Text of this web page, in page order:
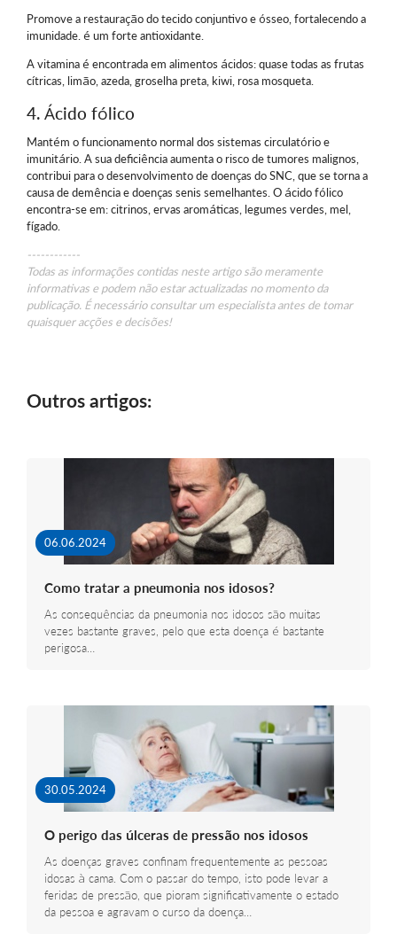
Promove a restauração do tecido conjuntivo e ósseo, fortalecendo a
imunidade. é um forte antioxidante.
A vitamina é encontrada em alimentos ácidos: quase todas as frutas
cítricas, limão, azeda, groselha preta, kiwi, rosa mosqueta.
4. Ácido fólico
Mantém o funcionamento normal dos sistemas circulatório e
imunitário. A sua deficiência aumenta o risco de tumores malignos,
contribui para o desenvolvimento de doenças do SNC, que se torna a
causa de demência e doenças senis semelhantes. O ácido fólico
encontra-se em: citrinos, ervas aromáticas, legumes verdes, mel,
fígado.
------------
Todas as informações contidas neste artigo são meramente
informativas e podem não estar actualizadas no momento da
publicação. É necessário consultar um especialista antes de tomar
quaisquer acções e decisões!
Outros artigos:
06.06.2024
Como tratar a pneumonia nos idosos?
As consequências da pneumonia nos idosos são muitas
vezes bastante graves, pelo que esta doença é bastante
perigosa…
30.05.2024
O perigo das úlceras de pressão nos idosos
As doenças graves confinam frequentemente as pessoas
idosas à cama. Com o passar do tempo, isto pode levar a
feridas de pressão, que pioram significativamente o estado
da pessoa e agravam o curso da doença…